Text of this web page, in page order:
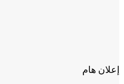
إعلان هام